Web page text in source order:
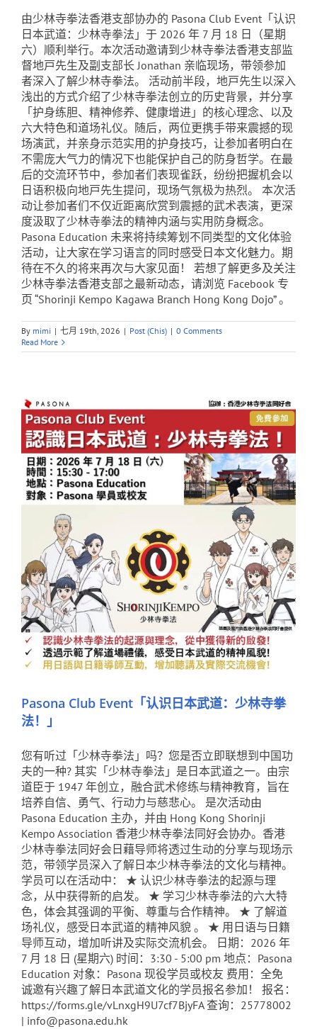
由少林寺拳法香港支部协办的 Pasona Club Event「认识
日本武道：少林寺拳法」于 2026 年 7 月 18 日（星期
六）顺利举行。本次活动邀请到少林寺拳法香港支部监
督地戸先生及副支部长 Jonathan 亲临现场，带领参加
者深入了解少林寺拳法。 活动前半段，地戸先生以深入
浅出的方式介绍了少林寺拳法创立的历史背景，并分享
「护身练胆、精神修养、健康增进」的核心理念、以及
六大特色和道场礼仪。随后，两位更携手带来震撼的现
场演武，并亲身示范实用的护身技巧，让参加者明白在
不需庞大气力的情况下也能保护自己的防身哲学。在最
后的交流环节中，参加者们表现雀跃，纷纷把握机会以
日语积极向地戸先生提问，现场气氛极为热烈。 本次活
动让参加者们不仅近距离欣赏到震撼的武术表演，更深
度汲取了少林寺拳法的精神内涵与实用防身概念。
Pasona Education 未来将持续筹划不同类型的文化体验
活动，让大家在学习语言的同时感受日本文化魅力。期
待在不久的将来再次与大家见面！ 若想了解更多及关注
少林寺拳法香港支部之最新动态，请浏览 Facebook 专
页 “Shorinji Kempo Kagawa Branch Hong Kong Dojo” 。
By mimi | 七月 19th, 2026 | Post (Chis) | 0 Comments
Read More
Pasona Club Event「认识日本武道：少林寺拳
法！」
您有听过「少林寺拳法」吗？您是否立即联想到中国功
夫的一种? 其实「少林寺拳法」是日本武道之一。由宗
道臣于 1947 年创立，融合武术修练与精神教育，旨在
培养自信、勇气、行动力与慈悲心。 是次活动由
Pasona Education 主办，并由 Hong Kong Shorinji
Kempo Association 香港少林寺拳法同好会协办。香港
少林寺拳法同好会日藉导师将透过生动的分享与现场示
范，带领学员深入了解日本少林寺拳法的文化与精神。
学员可以在活动中： ★ 认识少林寺拳法的起源与理
念，从中获得新的启发。 ★ 学习少林寺拳法的六大特
色，体会其强调的平衡、尊重与合作精神。 ★ 了解道
场礼仪，感受日本武道的精神风貌 。 ★ 用日语与日籍
导师互动，增加听讲及实际交流机会。 日期：2026 年
7 月 18 日 (星期六) 时间：3:30 - 5:00 pm 地点：Pasona
Education 对象：Pasona 现役学员或校友 费用：全免
诚邀有兴趣了解日本武道文化的学员报名参加！ 报名：
https://forms.gle/vLnxgH9U7cf7BjyFA 查询：25778002
| info@pasona.edu.hk